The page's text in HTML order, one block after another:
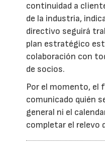
continuidad a
de la industria,
directivo seguirá
plan estratégico
colaboración con
de socios.
Por el momento, el
comunicado quién
general ni el
completar el relevo